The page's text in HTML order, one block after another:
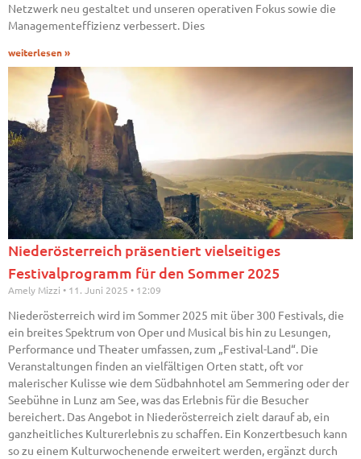
Netzwerk neu gestaltet und unseren operativen Fokus sowie die
Managementeffizienz verbessert. Dies
weiterlesen »
Niederösterreich präsentiert vielseitiges
Festivalprogramm für den Sommer 2025
Amely Mizzi 11. Juni 2025 12:09
Niederösterreich wird im Sommer 2025 mit über 300 Festivals, die
ein breites Spektrum von Oper und Musical bis hin zu Lesungen,
Performance und Theater umfassen, zum „Festival-Land“. Die
Veranstaltungen finden an vielfältigen Orten statt, oft vor
malerischer Kulisse wie dem Südbahnhotel am Semmering oder der
Seebühne in Lunz am See, was das Erlebnis für die Besucher
bereichert. Das Angebot in Niederösterreich zielt darauf ab, ein
ganzheitliches Kulturerlebnis zu schaffen. Ein Konzertbesuch kann
so zu einem Kulturwochenende erweitert werden, ergänzt durch